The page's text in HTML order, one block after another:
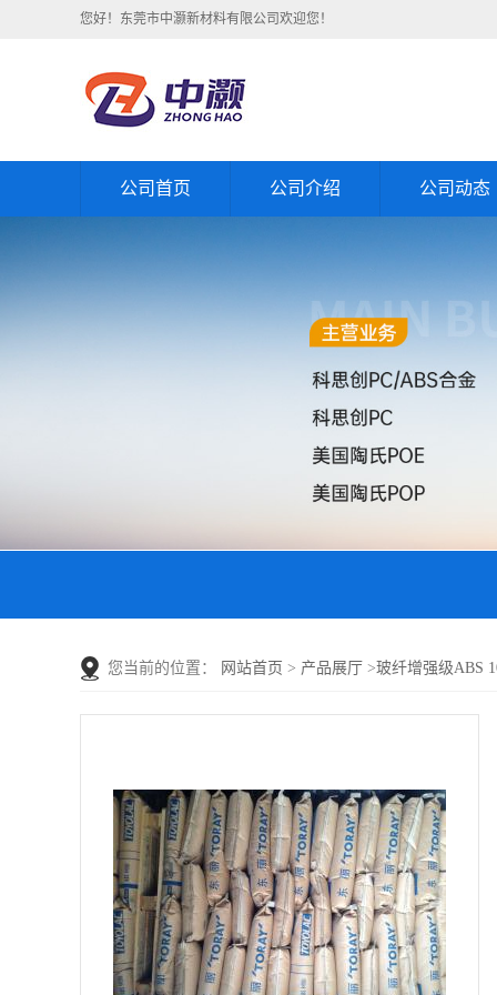
您好！东莞市中灏新材料有限公司欢迎您！
公司首页 公司介绍 公司动态
您当前的位置： 网站首页 > 产品展厅 >玻纤增强级ABS